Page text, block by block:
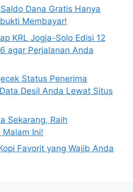
Dana Gratis Hanya
Membayar!
KRL Jogja-Solo Edisi 12
agar Perjalanan Anda
Status Penerima
Desil Anda Lewat Situs
Sekarang, Raih
Malam Ini!
Favorit yang Wajib Anda